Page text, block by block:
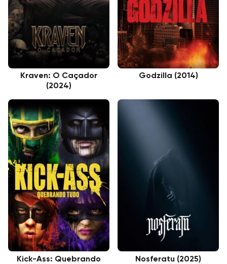
Kraven: O Caçador
(2024)
Godzilla (2014)
Kick-Ass: Quebrando
Nosferatu (2025)